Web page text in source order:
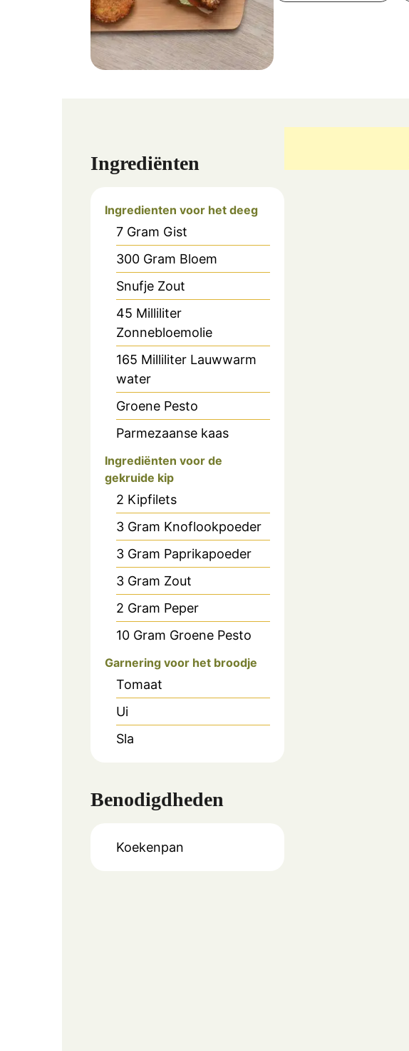
Ingrediënten
Ingredienten voor het deeg
7 Gram Gist
300 Gram Bloem
Snufje Zout
45 Milliliter
Zonnebloemolie
165 Milliliter Lauwwarm
water
Groene Pesto
Parmezaanse kaas
Ingrediënten voor de
gekruide kip
2 Kipfilets
3 Gram Knoflookpoeder
3 Gram Paprikapoeder
3 Gram Zout
2 Gram Peper
10 Gram Groene Pesto
Garnering voor het broodje
Tomaat
Ui
Sla
Benodigdheden
Koekenpan